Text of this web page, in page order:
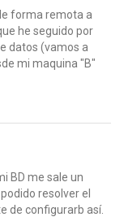
forma remota a
he seguido por
datos (vamos a
mi maquina "B"
BD me sale un
resolver el
de configurarb así.